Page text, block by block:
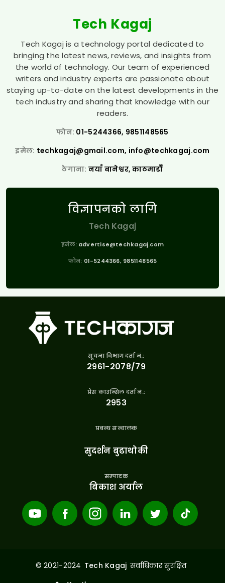
Tech Kagaj
Tech Kagaj is a technology portal dedicated to
bringing the latest news, reviews, and insights from
the world of technology. Our team of experienced
writers and industry experts are passionate about
staying up-to-date on the latest developments in the
tech industry and sharing that knowledge with our
readers.
फोन: 01-5244366, 9851148565
इमेल: techkagaj@gmail.com, info@techkagaj.com
ठेगाना: नयाँ बानेश्वर, काठमाडौँ
विज्ञापनको लागि
Tech Kagaj
इमेल: advertise@techkagaj.com
फोन: 01-5244366, 9851148565
सूचना विभाग दर्ता नं.:
२९६१-२०७८/७९
प्रेस काउन्सिल दर्ता नं.:
२९५३
प्रबन्ध सन्चालक
सुदर्शन बुढाथोकी
सम्पादक
बिकाश अर्याल
© 2021-2024 Tech Kagaj सर्वाधिकार सुरक्षित